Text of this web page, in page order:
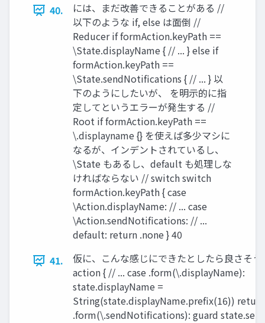
40.
には、まだ改善できることがある //
以下のような if, else は⾯倒 //
Reducer if formAction.keyPath ==
\State.displayName { // ... } else if
formAction.keyPath ==
\State.sendNotifications { // ... } 以
下のようにしたいが、 を明⽰的に指
定してというエラーが発⽣する //
Root if formAction.keyPath ==
\.displayname {} を使えば多少マシに
なるが、インデントされているし、
\State もあるし、default も処理しな
ければならない // switch switch
formAction.keyPath { case
\Action.displayName: // ... case
\Action.sendNotifications: // ...
default: return .none } 40
41.
仮に、こんな感じにできたとしたら良さそ
action { // ... case .form(\.displayName):
state.displayName =
String(state.displayName.prefix(16)) return
.form(\.sendNotifications): guard